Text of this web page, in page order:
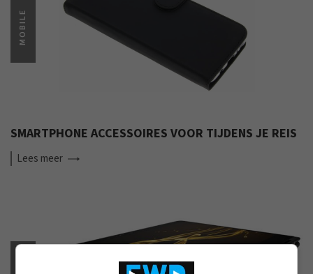
MOBILE
SMARTPHONE ACCESSOIRES VOOR TIJDENS JE REIS
Lees meer